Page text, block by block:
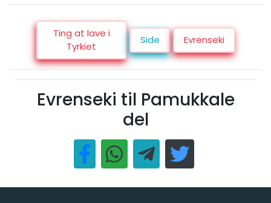
Ting at lave i
Tyrkiet
Side Evrenseki
Evrenseki til Pamukkale
del